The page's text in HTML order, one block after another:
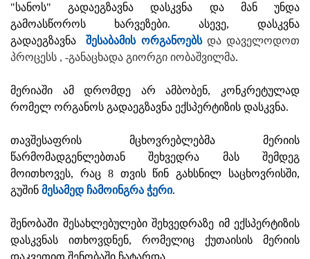
"სანოს" გადაეგზავნა დასკვნა და მან უნდა
გამოასწოროს ხარვეზები. ასევე, დასკვნა
გადაეგზავნაშესაბამის ორგანოებს და დაველოდოთ
პროცესს , -განაცხადა გიორგი იობაშვილმა.
მერიაში ამ დრომდე არ ამბობენ, კონკრეტულად
რომელ ორგანოს გადაეგზავნა ექსპერტიზის დასკვნა.
თავშესაფრის მცხოვრებლებმა მერიის
წარმომადგენლებთან შეხვედრა მას შემდეგ
მოითხოვეს, რაც 8 თვის წინ გახსნილ საცხოვრისში,
გუშინ მესამედ ჩამოინგრა ჭერი.
შენობაში შესახლებულები შეხვედრაზე იმ ექსპერტიზის
დასკვნას ითხოვდნენ, რომელიც ქუთაისის მერიის
დაკვეთით შენობაში ჩატარდა.